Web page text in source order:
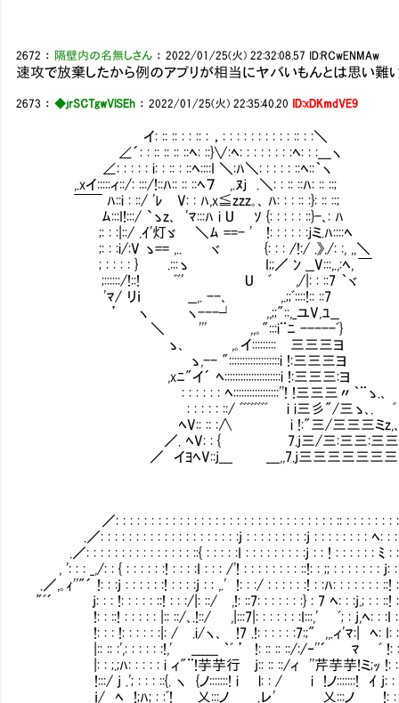
2672 ： 隔壁内の名無しさん ：2022/01/25(火) 22:32:08.57 ID:RCwENMAw
速攻で放棄したから例のアプリが相当にヤバいもんとは思い難
2673 ：◆jrSCTgwVlSEh ：2022/01/25(火) 22:35:40.20 ID:xDKmdVE9
イ: :: :: : : :: : ，: : : : : : : : : : :: : :＼
∠´: : :: :: :: ::ﾍ: ::}∨:ﾍ: : : : : : : :ﾍ: : :___ヽ
∠: : : : : i: : :: : ::ﾍ::::I ＼:ﾊ＼: : : : : ::ﾍ::｀ヽ
,.xイ:::::ィ::/: :::/!::ﾊ:: :: ::ﾍ７ ,.ﾇｊ .＼: : :: ::ﾊ: :: ::;
￣￣ ﾊ::i : ::/ 'ﾚ V: : ﾊ,x≦zzz｡､ ﾊ: : : :: :}: :: ::;
ﾑ:::I!:::/ `ゝz､ 'ﾏ:::ﾊ i U ｿ {: : : : : ::}-､: ﾊ
;: : :|::/ .ｲ'灯ゞ ＼ﾑ ==- ' !: : : : : :ｊミ.ﾊ::::ﾍ
;: : :i/:V ゝ== ,.. ヾ {: : : /!:/ .》./: :, ,,＼ って
; : : : : } .:::ゝ I;;／ ﾝ __V:::,.,:ﾍ, ￣
;::::::/!::! ﾞﾞ' U ﾞ ,/|: : ::7 ｀ヾ 頭がおかし
'ﾏ/ リｉ __,. --､ ,.;;ﾞ::::!:: ::7
’ ヽ ヽ---┘ ,,;;"::,_ユV,ﾕ__ 俺が呼ば
＼ ''' ,,｡":::i¨ﾆ -----ﾞ}
ゝ､ ,｡イ:::::::::ⅵ三三三ヨ
ゝ,-- ":::::::::::::::::::i !:三三三ヨ
,xﾆ"イ´ ﾍ:::::::::::::::::::::i !:三三三:ヨ
ⅵ: : : : : : ﾍ:::::::::::::::::''! !三三三〃｀¨ゝ.､
ⅵ: : : : : ::/ ﾞﾞﾞﾞﾞﾞﾞﾞ i i三彡"/三ゝ､. ﾞ
ﾍV:: :: :∧ i !:"三/三三三ミz,､
／. ﾍV: : { 7.j三/三:三三:三三:ミ
／ イﾖﾍV::j___ ___,,7.j三三三三三三三
／: : : : : : : : : : : : : : : : : : : : : : : : : : : : : : : :: : : : : : : : :
.／: : : : : : : : : : : : : : : : : : : :j : : : : : : : : :j : : : : : : : : ﾍ: : :
.／: : : : : : : : : : : : : : : ::{ : : : : :I : : : : : : : : :j : : ! : : : : : : ﾐ :
, ': : : _,/: : { : : : : : :! : : : :I : : : /'! : : : : : : : : ::!: : ;; : : : : : : : j: :
.／,｡ｨ''"´ !: : :j : : : : : :! : : : :j : : ,.' !: : :/ : : : : : :! : :ﾊ: : : : : : : ::! :
"ﾞ´ j: : : !: : : : : ::! : : :/|: ::/ ,!: ::7: : : : : : :} : 7 ﾍ: : :j.; : : ::! : :
!: : ::! : : : : : |:: ::/､.!::/ ,|:::7|: : : : : : :I:::,' ﾞ; : j,ﾍ: : :I : : :
!: : : !: : : : : :|: / .i/ヽ､ !7 .!: : : : : :7:;" ,,.ィ'ﾏ:| ﾍ: I: : : :
|:: :: :',: : : : : :!,' ______ ｀ﾞ ’ !: :: :: ::/:/‐''´ ﾏ ﾞ !: : : :
|: : ;.;ﾊ: : : : : i ィ"¨!芋芋行 j:: :: ::/ィ ''芹芋芋!ミ;ｯ !: : :
!:::/ j .'; : : : ::{. ヽ {ノ:::::::! i l: : / i !ノ:::::::! ｲ j: : : :
ｉ/ ﾍ !;ﾊ; : :ﾞ! 乂:::ノ .レ' 乂:::ノ !: : :,